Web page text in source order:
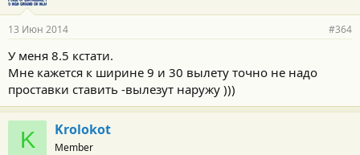
13 Июн 2014 #364
У меня 8.5 кстати.
Мне кажется к ширине 9 и 30 вылету точно не надо
проставки ставить -вылезут наружу )))
K Krolokot
Member